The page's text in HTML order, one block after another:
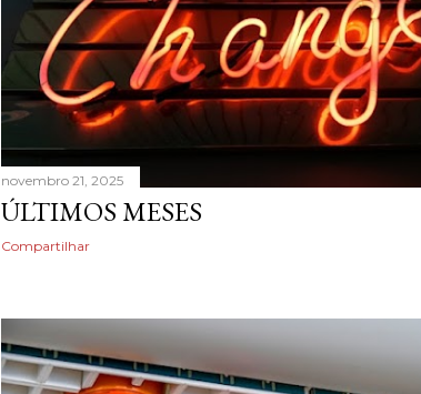
novembro 21, 2025
ÚLTIMOS MESES
Compartilhar